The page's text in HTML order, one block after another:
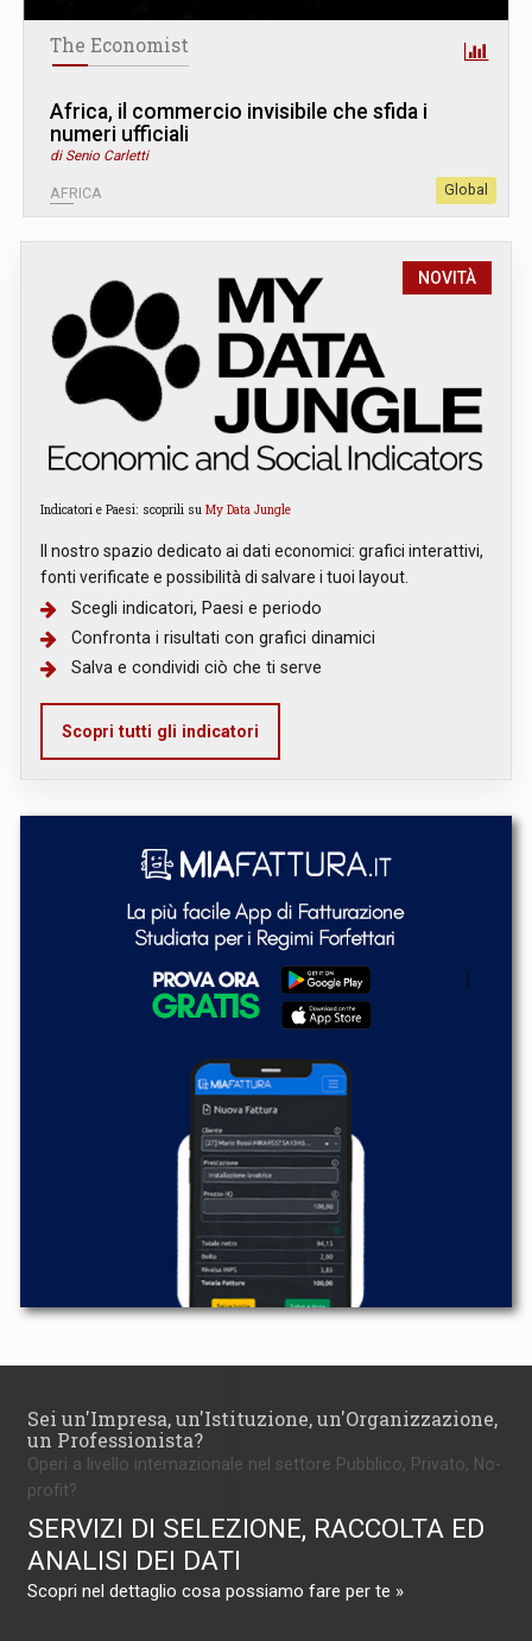
The Economist
Africa, il commercio invisibile che sfida i
numeri ufficiali
di Senio Carletti
AFRICA Global
NOVITÀ
Indicatori e Paesi: scoprili su My Data Jungle
Il nostro spazio dedicato ai dati economici: grafici interattivi,
fonti verificate e possibilità di salvare i tuoi layout.
Scegli indicatori, Paesi e periodo
Confronta i risultati con grafici dinamici
Salva e condividi ciò che ti serve
Scopri tutti gli indicatori
Sei un'Impresa, un'Istituzione, un'Organizzazione,
un Professionista?
Operi a livello internazionale nel settore Pubblico, Privato, No-
profit?
SERVIZI DI SELEZIONE, RACCOLTA ED
ANALISI DEI DATI
Scopri nel dettaglio cosa possiamo fare per te »